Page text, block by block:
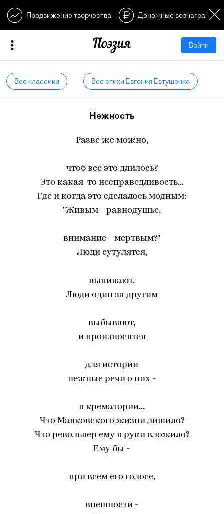
Продвижение творчества Денежные
Войти
Все классики Все стихи Евгения Евтушенко
Нежность
Разве же можно,
чтоб все это длилось?
Это какая-то несправедливость...
Где и когда это сделалось модным:
"Живым - равнодушье,
внимание - мертвым?"
Люди сутулятся,
выпивают.
Люди один за другим
выбывают,
и произносятся
для истории
нежные речи о них -
в крематории...
Что Маяковского жизни лишило?
Что револьвер ему в руки вложило?
Ему бы -
при всем его голосе,
внешности -